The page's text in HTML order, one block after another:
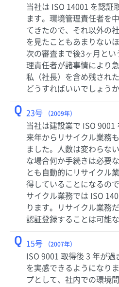
当社は ISO 14001 を認証
ます。環境管理責任者を
てきたので、それ以外の
を見たこともあまりない
次の審査まで後3ヶ月と
理責任者が諸事情により
私（社長）を含め残され
どうすればいいでしょう
Q 23号 （2009年）
当社は建設業で ISO 9001
来年からリサイクル業務
ました。人数は変わらな
な場合何か手続きは必要
とも自動的にリサイクル
得していることになるの
サイクル業務では ISO
ります。リサイクル業務
認証登録することは可能
Q 15号 （2007年）
ISO 9001 取得後 3 年が
を実感できるようになり
プとして、社内での環境